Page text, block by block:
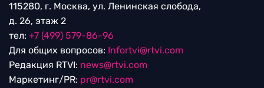
115280, г. Москва, ул. Ленинская слобода,
д. 26, этаж 2
тел: +7 (499) 579-86-96
Для общих вопросов: Infortvi@rtvi.com
Редакция RTVI: news@rtvi.com
Маркетинг/PR: pr@rtvi.com